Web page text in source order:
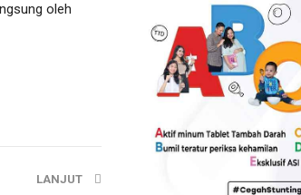
oleh
LANJUT